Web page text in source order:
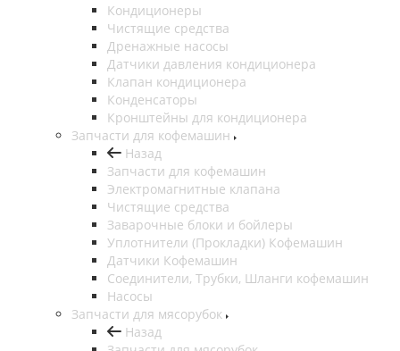
Кондиционеры
Чистящие средства
Дренажные насосы
Датчики давления кондиционера
Клапан кондиционера
Конденсаторы
Кронштейны для кондиционера
Запчасти для кофемашин
Назад
Запчасти для кофемашин
Электромагнитные клапана
Чистящие средства
Заварочные блоки и бойлеры
Уплотнители (Прокладки) Кофемашин
Датчики Кофемашин
Соединители, Трубки, Шланги кофемашин
Насосы
Запчасти для мясорубок
Назад